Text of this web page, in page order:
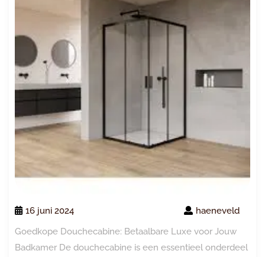
16 juni 2024
haeneveld
Goedkope Douchecabine: Betaalbare Luxe voor Jouw
Badkamer De douchecabine is een essentieel onderdeel